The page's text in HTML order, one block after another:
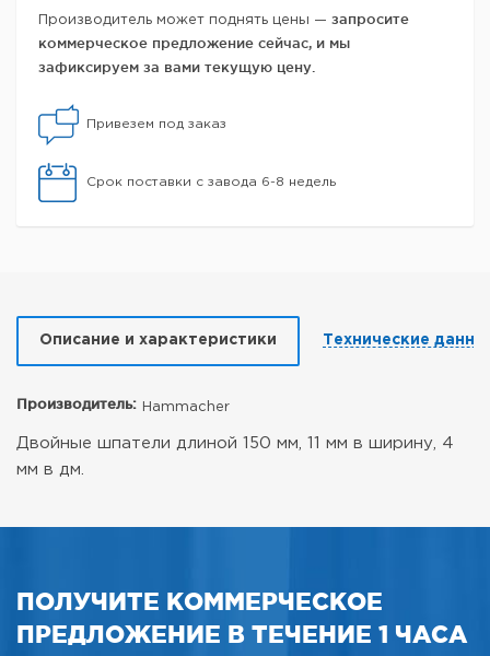
Производитель может поднять цены — запросите
коммерческое предложение сейчас, и мы
зафиксируем за вами текущую цену.
Привезем под заказ
Срок поставки с завода 6-8 недель
Описание и характеристики Технические
Производитель: Hammacher
Двойные шпатели длиной 150 мм, 11 мм в ширину, 4
мм в дм.
ПОЛУЧИТЕ КОММЕРЧЕСКОЕ
ПРЕДЛОЖЕНИЕ В ТЕЧЕНИЕ 1 ЧАСА